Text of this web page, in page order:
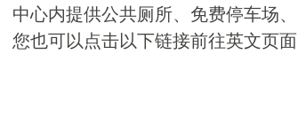
中心内提供公共厕所、免费停车场
您也可以点击以下链接前往英文页面